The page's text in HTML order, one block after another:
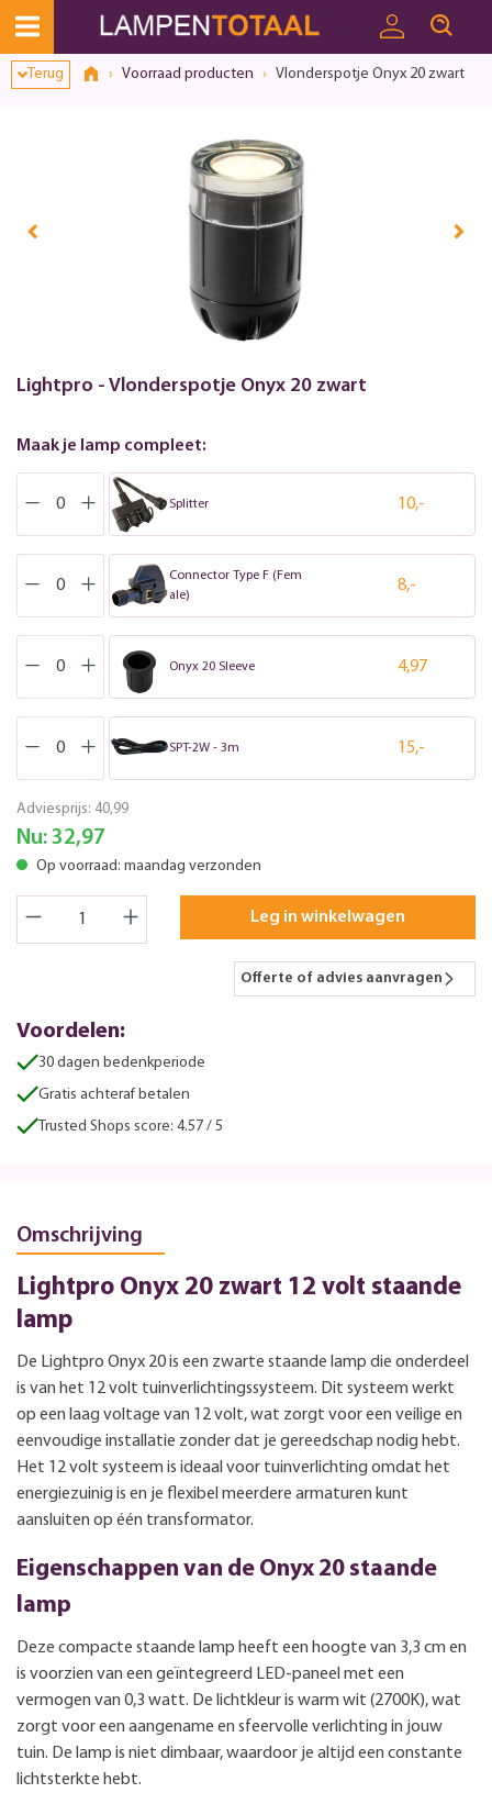
Terug Voorraad producten Vlonderspotje Onyx 20 zwart
Lightpro - Vlonderspotje Onyx 20 zwart
Maak je lamp compleet:
Splitter 10,-
Connector Type F (Fem
ale)
8,-
Onyx 20 Sleeve 4,97
SPT-2W - 3m 15,-
Adviesprijs: 40,99
Nu: 32,97
Op voorraad: maandag verzonden
Leg in winkelwagen
Offerte of advies aanvragen
Voordelen:
30 dagen bedenkperiode
Gratis achteraf betalen
Trusted Shops score: 4.57 / 5
Omschrijving
Lightpro Onyx 20 zwart 12 volt staande
lamp
De Lightpro Onyx 20 is een zwarte staande lamp die onderdeel
is van het 12 volt tuinverlichtingssysteem. Dit systeem werkt
op een laag voltage van 12 volt, wat zorgt voor een veilige en
eenvoudige installatie zonder dat je gereedschap nodig hebt.
Het 12 volt systeem is ideaal voor tuinverlichting omdat het
energiezuinig is en je flexibel meerdere armaturen kunt
aansluiten op één transformator.
Eigenschappen van de Onyx 20 staande
lamp
Deze compacte staande lamp heeft een hoogte van 3,3 cm en
is voorzien van een geïntegreerd LED-paneel met een
vermogen van 0,3 watt. De lichtkleur is warm wit (2700K), wat
zorgt voor een aangename en sfeervolle verlichting in jouw
tuin. De lamp is niet dimbaar, waardoor je altijd een constante
lichtsterkte hebt.
Toestemmingsvenster geopend